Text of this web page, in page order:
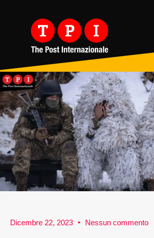
Dicembre 22, 2023 Nessun commento